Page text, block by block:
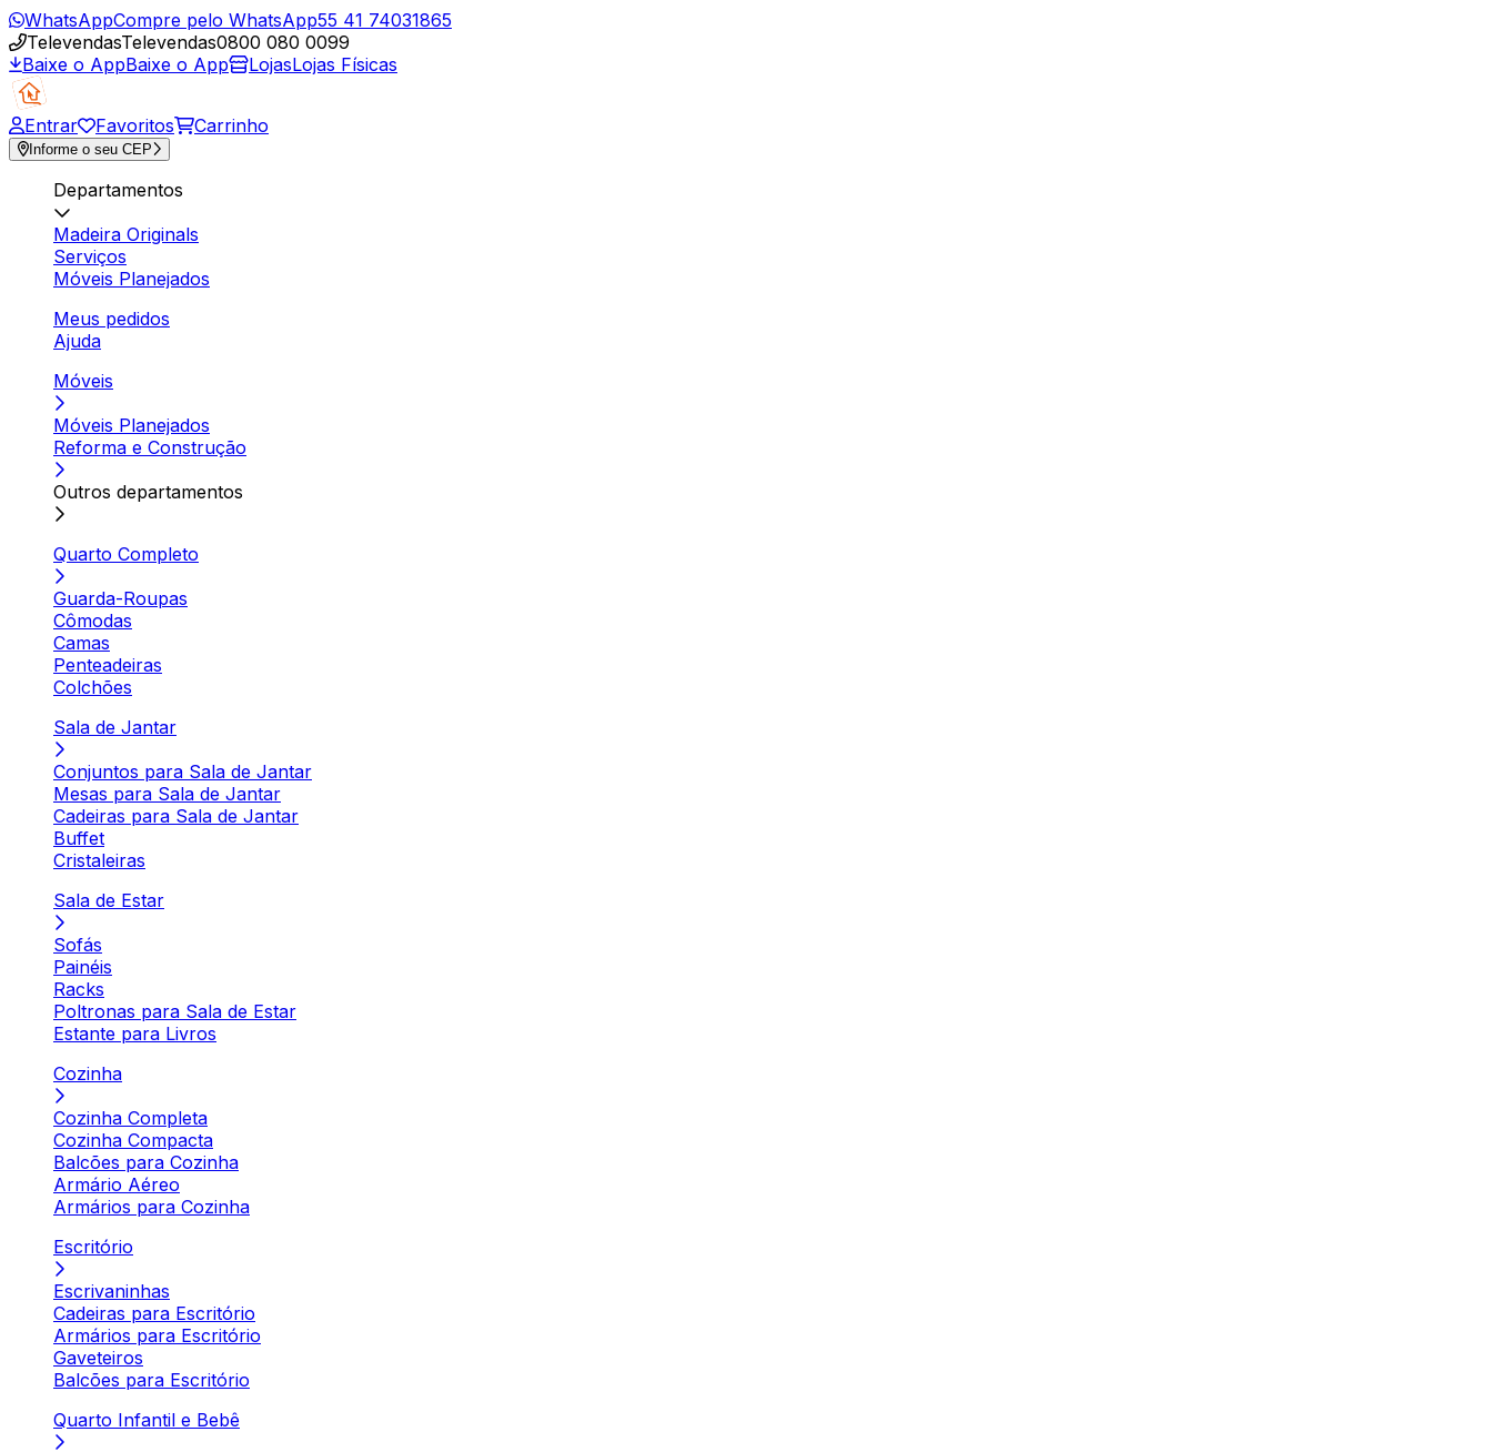
WhatsAppCompre pelo WhatsApp55 41 74031865
TelevendasTelevendas0800 080 0099
Baixe o AppBaixe o App LojasLojas Físicas
Entrar Favoritos Carrinho
Informe o seu CEP
Departamentos
Madeira Originals
Serviços
Móveis Planejados
Meus pedidos
Ajuda
Móveis
Móveis Planejados
Reforma e Construção
Outros departamentos
Quarto Completo
Guarda-Roupas
Cômodas
Camas
Penteadeiras
Colchões
Sala de Jantar
Conjuntos para Sala de Jantar
Mesas para Sala de Jantar
Cadeiras para Sala de Jantar
Buffet
Cristaleiras
Sala de Estar
Sofás
Painéis
Racks
Poltronas para Sala de Estar
Estante para Livros
Cozinha
Cozinha Completa
Cozinha Compacta
Balcões para Cozinha
Armário Aéreo
Armários para Cozinha
Escritório
Escrivaninhas
Cadeiras para Escritório
Armários para Escritório
Gaveteiros
Balcões para Escritório
Quarto Infantil e Bebê